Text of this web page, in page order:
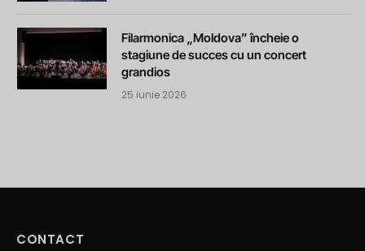
Filarmonica „Moldova” încheie o
stagiune de succes cu un concert
grandios
25 iunie 2026
CONTACT